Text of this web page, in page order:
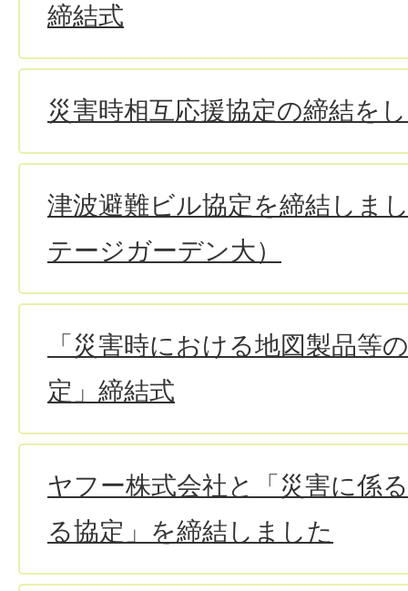
締結式
災害時相互応援協定の締結を
津波避難ビル協定を締結しま
テージガーデン大）
「災害時における地図製品等
定」締結式
ヤフー株式会社と「災害に係
る協定」を締結しました